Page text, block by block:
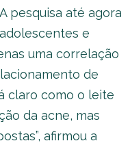
pesquisa até agora
e
uma correlação
de
claro como o leite
da acne, mas
afirmou a